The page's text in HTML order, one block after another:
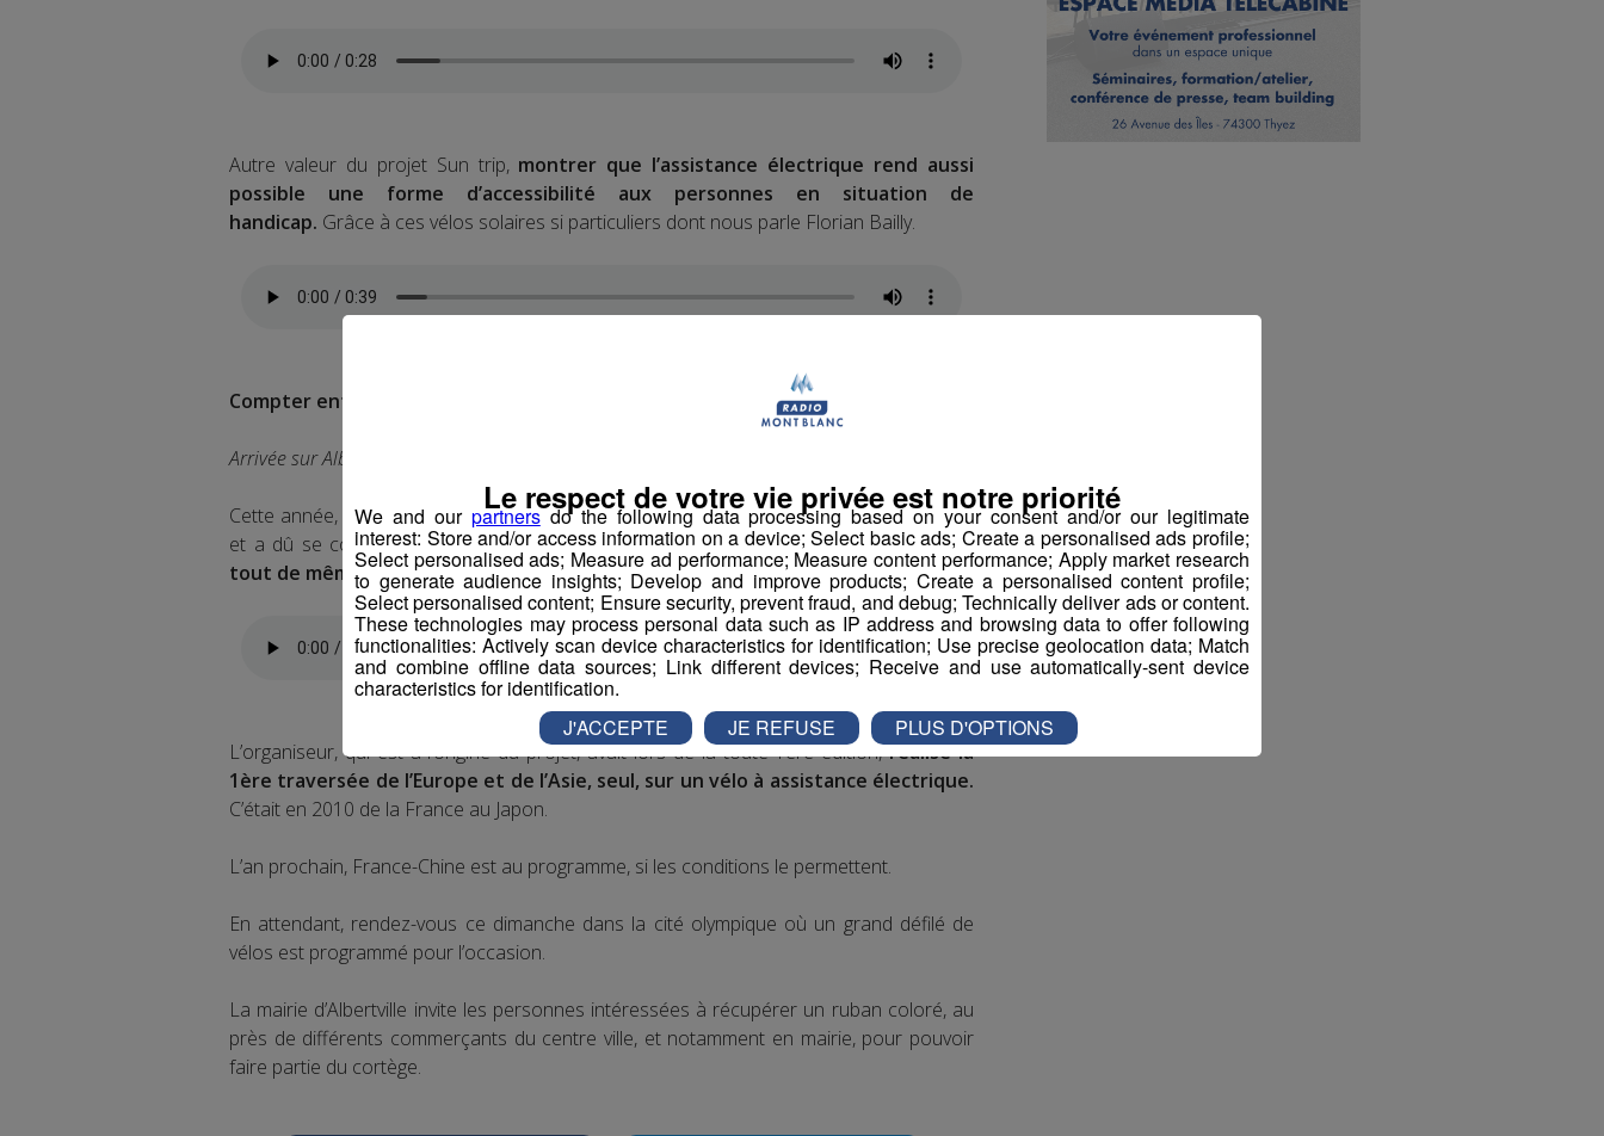
Autre valeur du projet Sun trip, montrer que l’assistance électrique rend aussi
possible une forme d’accessibilité aux personnes en situation de
handicap. Grâce à ces vélos solaires si particuliers dont nous parle Florian Bailly.
Compter entre 3000 euros et 7000 euros le vélo solaire.
Arrivée sur Albertville dimanche.
Cette année, même si l’équipe n’arrivera pas au grand complet sur Albertville dimanche,
et a dû se contenter d’une édition 100% française,Florian Bailly se réjouit d’avoir
tout de même pu réaliser le parcours, et aller au bout du projet.
L’organiseur, qui est à l’origine du projet, avait lors de la toute 1ère édition,réalisé la
1ère traversée de l’Europe et de l’Asie, seul, sur un vélo à assistance électrique.
C’était en 2010 de la France au Japon.
L’an prochain, France-Chine est au programme, si les conditions le permettent.
En attendant, rendez-vous ce dimanche dans la cité olympique où un grand défilé de
vélos est programmé pour l’occasion.
La mairie d’Albertville invite les personnes intéressées à récupérer un ruban coloré, au
près de différents commerçants du centre ville, et notamment en mairie, pour pouvoir
faire partie du cortège.
We and our partnersdo the following data processing based on your consent and/or our legitimate
interest: Store and/or access information on a device; Select basic ads; Create a personalised ads profile;
Select personalised ads; Measure ad performance; Measure content performance; Apply market research
to generate audience insights; Develop and improve products; Create a personalised content profile;
Select personalised content; Ensure security, prevent fraud, and debug; Technically deliver ads or content.
These technologies may process personal data such as IP address and browsing data to offer following
functionalities: Actively scan device characteristics for identification; Use precise geolocation data; Match
and combine offline data sources; Link different devices; Receive and use automatically-sent device
characteristics for identification.
Le respect de votre vie privée est notre priorité
J'ACCEPTE JE REFUSE PLUS D'OPTIONS